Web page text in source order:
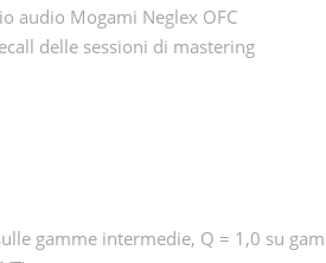
audio Mogami Neglex OFC
delle sessioni di mastering
gamme intermedie, Q = 1,0 su